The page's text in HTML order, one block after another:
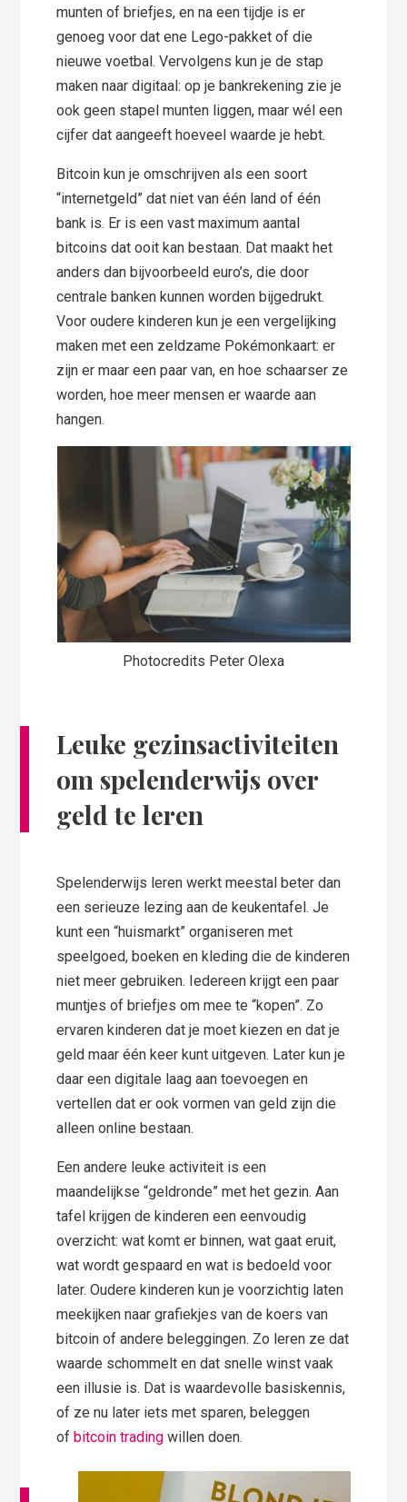
munten of briefjes, en na een tijdje is er
genoeg voor dat ene Lego-pakket of die
nieuwe voetbal. Vervolgens kun je de stap
maken naar digitaal: op je bankrekening zie je
ook geen stapel munten liggen, maar wél een
cijfer dat aangeeft hoeveel waarde je hebt.
Bitcoin kun je omschrijven als een soort
“internetgeld” dat niet van één land of één
bank is. Er is een vast maximum aantal
bitcoins dat ooit kan bestaan. Dat maakt het
anders dan bijvoorbeeld euro’s, die door
centrale banken kunnen worden bijgedrukt.
Voor oudere kinderen kun je een vergelijking
maken met een zeldzame Pokémonkaart: er
zijn er maar een paar van, en hoe schaarser ze
worden, hoe meer mensen er waarde aan
hangen.
Photocredits Peter Olexa
Leuke gezinsactiviteiten
om spelenderwijs over
geld te leren
Spelenderwijs leren werkt meestal beter dan
een serieuze lezing aan de keukentafel. Je
kunt een “huismarkt” organiseren met
speelgoed, boeken en kleding die de kinderen
niet meer gebruiken. Iedereen krijgt een paar
muntjes of briefjes om mee te “kopen”. Zo
ervaren kinderen dat je moet kiezen en dat je
geld maar één keer kunt uitgeven. Later kun je
daar een digitale laag aan toevoegen en
vertellen dat er ook vormen van geld zijn die
alleen online bestaan.
Een andere leuke activiteit is een
maandelijkse “geldronde” met het gezin. Aan
tafel krijgen de kinderen een eenvoudig
overzicht: wat komt er binnen, wat gaat eruit,
wat wordt gespaard en wat is bedoeld voor
later. Oudere kinderen kun je voorzichtig laten
meekijken naar grafiekjes van de koers van
bitcoin of andere beleggingen. Zo leren ze dat
waarde schommelt en dat snelle winst vaak
een illusie is. Dat is waardevolle basiskennis,
of ze nu later iets met sparen, beleggen
of bitcoin trading willen doen.